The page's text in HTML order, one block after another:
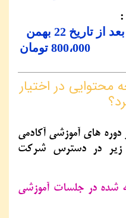
:
برای ثبت نام کنندگان بعد از تاریخ 22 بهمن
800،000 تومان
محتوایی در اختیار
دوره‏ های آموزشی آکادمی
زیر در دسترس شرکت
شده در جلسات آموزشی